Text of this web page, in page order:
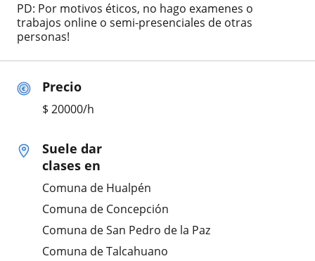
Precio
$ 20000/h
Suele dar
clases en
Comuna de Hualpén
Comuna de Concepción
Comuna de San Pedro de la Paz
Comuna de Talcahuano
PD: Por motivos éticos, no hago examenes o
trabajos online o semi-presenciales de otras
personas!